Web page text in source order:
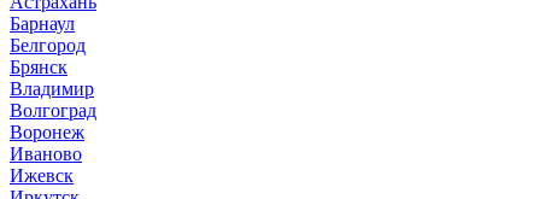
Барнаул
Белгород
Брянск
Владимир
Волгоград
Воронеж
Иваново
Ижевск